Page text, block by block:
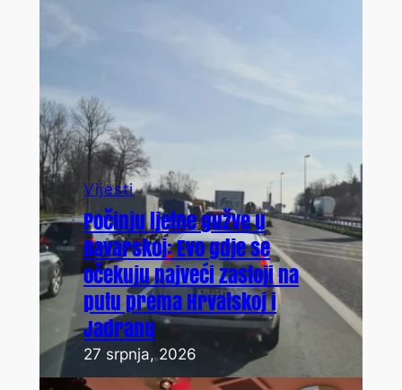
Vijesti
Počinju ljetne gužve u
Bavarskoj: Evo gdje se
očekuju najveći zastoji na
putu prema Hrvatskoj i
Jadranu
27 srpnja, 2026